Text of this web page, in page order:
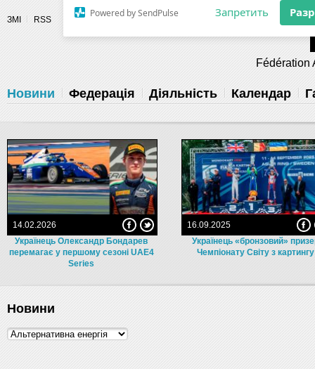
Разрешите сайту fau.ua отправлять
уведомления на рабочий стол
ЗМІ RSS
Fédération
Новини Федерація Діяльність Календар
Українець Олександр Бондарев
перемагає у першому сезоні UAE4
Series
14.02.2026
Українець «бронзовий»
Чемпіонату Світу з картингу
16.09.2025
Новини